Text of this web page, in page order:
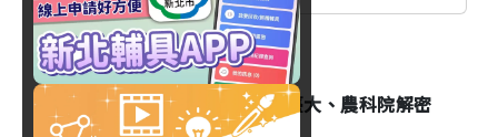
生活
高中生秒殺搶報！新北攜手臺大、農科院解密
AI智慧農業